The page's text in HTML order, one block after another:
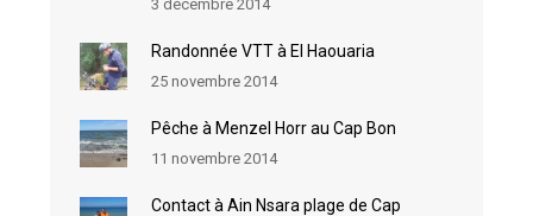
3 décembre 2014
Randonnée VTT à El Haouaria
25 novembre 2014
Pêche à Menzel Horr au Cap Bon
11 novembre 2014
Contact à Ain Nsara plage de Cap